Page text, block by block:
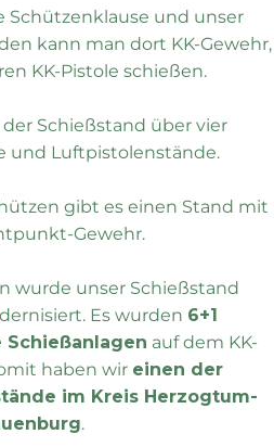
Schützenklause und unser
kann man dort KK-Gewehr,
KK-Pistole schießen.
Schießstand über vier
und Luftpistolenstände.
gibt es einen Stand mit
Gewehr.
wurde unser Schießstand
Es wurden 6+1
auf dem KK-
haben wir einen der
im Kreis Herzogtum-
.